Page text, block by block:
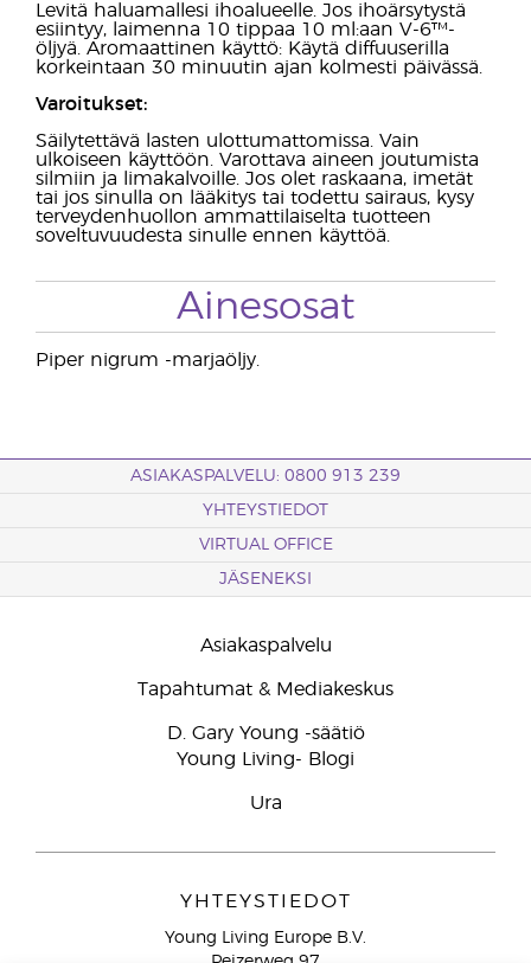
Levitä haluamallesi ihoalueelle. Jos ihoärsytystä
esiintyy, laimenna 10 tippaa 10 ml:aan V-6™-
öljyä. Aromaattinen käyttö: Käytä diffuuserilla
korkeintaan 30 minuutin ajan kolmesti päivässä.
Varoitukset:
Säilytettävä lasten ulottumattomissa. Vain
ulkoiseen käyttöön. Varottava aineen joutumista
silmiin ja limakalvoille. Jos olet raskaana, imetät
tai jos sinulla on lääkitys tai todettu sairaus, kysy
terveydenhuollon ammattilaiselta tuotteen
soveltuvuudesta sinulle ennen käyttöä.
Ainesosat
Piper nigrum -marjaöljy.
ASIAKASPALVELU: 0800 913 239
YHTEYSTIEDOT
VIRTUAL OFFICE
JÄSENEKSI
Asiakaspalvelu
Tapahtumat & Mediakeskus
D. Gary Young -säätiö
Young Living- Blogi
Ura
YHTEYSTIEDOT
Young Living Europe B.V.